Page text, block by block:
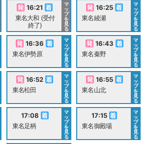
16:21
東名大和 (受付
終了)
マ
ッ
プ
を
見
る
16:25
東名綾瀬
マ
ッ
プ
を
見
る
16:36
東名伊勢原
マ
ッ
プ
を
見
る
16:43
東名秦野
マ
ッ
プ
を
見
る
16:52
東名松田
マ
ッ
プ
を
見
る
16:55
東名山北
マ
ッ
プ
を
見
る
17:08
東名足柄
マ
ッ
プ
を
見
る
17:15
東名御殿場
マ
ッ
プ
を
見
る